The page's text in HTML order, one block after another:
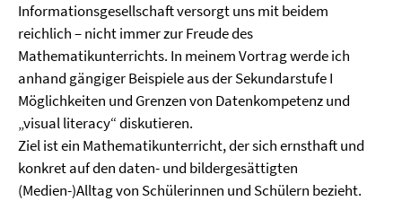
Informationsgesellschaft versorgt uns mit beidem
reichlich – nicht immer zur Freude des
Mathematikunterrichts. In meinem Vortrag werde ich
anhand gängiger Beispiele aus der Sekundarstufe I
Möglichkeiten und Grenzen von Datenkompetenz und
„visual literacy“ diskutieren.
Ziel ist ein Mathematikunterricht, der sich ernsthaft und
konkret auf den daten- und bildergesättigten
(Medien-)Alltag von Schülerinnen und Schülern bezieht.